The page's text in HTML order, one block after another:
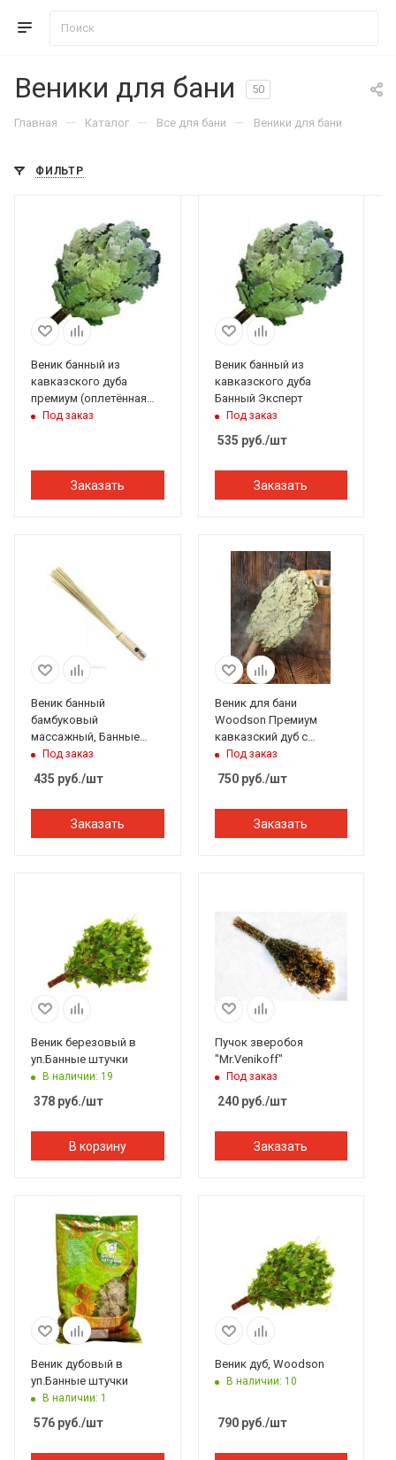
Веники для бани 50
Главная — Каталог — Все для бани — Веники для бани
ФИЛЬТР
Веник банный из
кавказского дуба
премиум (оплетённая
ручка) Банный Эксперт
Под заказ
Заказать
Веник банный из
кавказского дуба
Банный Эксперт
Под заказ
535 руб./шт
Заказать
Веник банный
бамбуковый
массажный, Банные
штучки
Под заказ
435 руб./шт
Заказать
Веник для бани
Woodson Премиум
кавказский дуб с
обмоткой
Под заказ
750руб./шт
Заказать
Веник березовый в
уп.Банные штучки
В наличии: 19
378 руб./шт
В корзину
Пучок зверобоя
"Mr.Venikoff"
Под заказ
240руб./шт
Заказать
Веник дубовый в
уп.Банные штучки
В наличии: 1
576 руб./шт
Веник дуб, Woodson
В наличии: 10
790руб./шт